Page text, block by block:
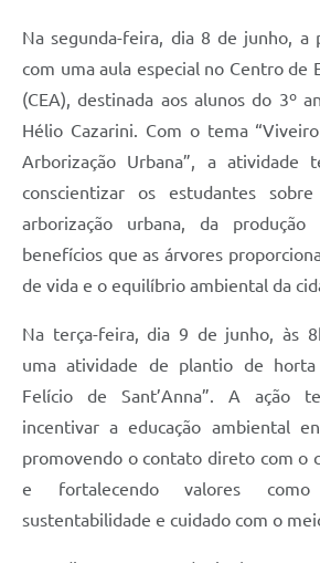
Na segunda-feira, dia 8 de junho, a
com uma aula especial no Centro de
(CEA), destinada aos alunos do 3º
Hélio Cazarini. Com o tema
Arborização Urbana”, a atividade
conscientizar os estudantes
arborização urbana, da
benefícios que as árvores
de vida e o equilíbrio ambiental da
Na terça-feira, dia 9 de junho, às
uma atividade de plantio de horta
Felício de Sant’Anna”. A ação
incentivar a educação ambiental
promovendo o contato direto com o
e fortalecendo valores como
sustentabilidade e cuidado com o